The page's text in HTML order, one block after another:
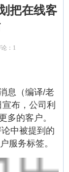
把在线客
： 1
息（编译/老
布，公司利
多的客户。
中被提到的
服务标签。